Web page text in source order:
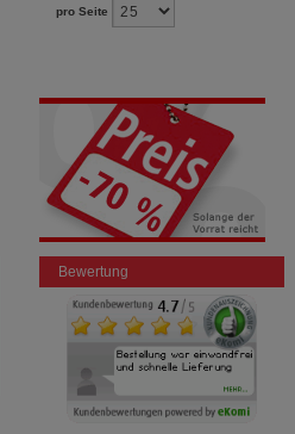
pro Seite
Bewertung